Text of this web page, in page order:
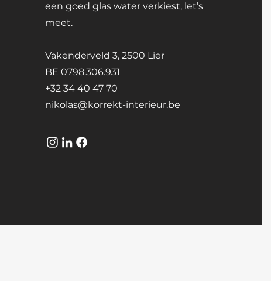
een goed glas water verkiest, let’s
meet.
Vakenderveld 3, 2500 Lier
BE 0798.306.931
+32 34 40 47 70
nikolas@korrekt-interieur.be